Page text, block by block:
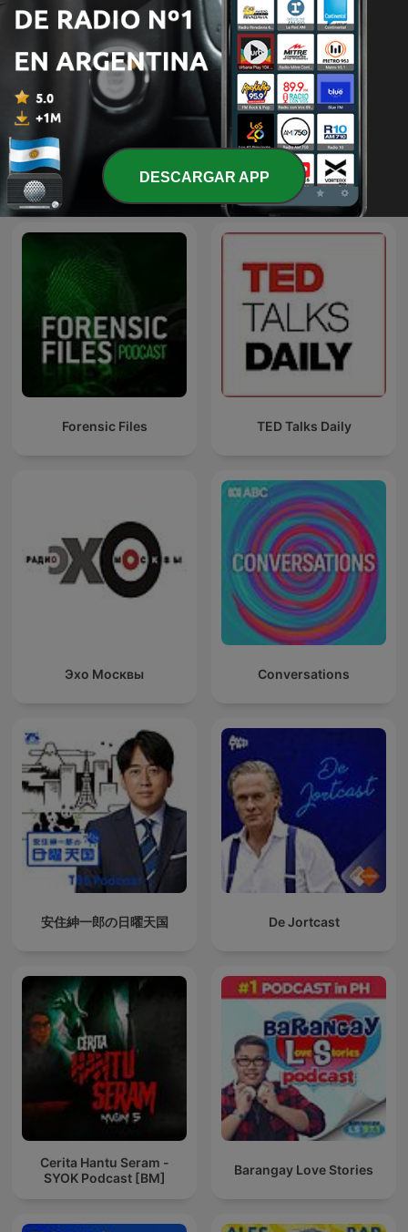
Noche de Lluvia Podcast
大竹メインディッシュ - 大竹
まことゴールデンラジオ！
Más podcasts internacionales de Cultura y
sociedad
Forensic Files TED Talks Daily
Эхо Москвы Conversations
安住紳一郎の日曜天国 De Jortcast
Cerita Hantu Seram -
SYOK Podcast [BM]
Barangay Love Stories
DESCARGAR APP